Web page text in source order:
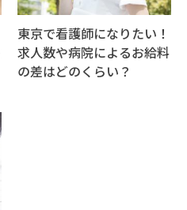
東京で看護師になりたい！
求人数や病院によるお給料
の差はどのくらい？